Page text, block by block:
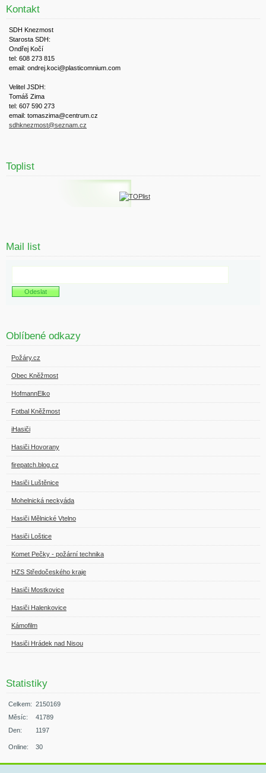
Kontakt
SDH Knezmost
Starosta SDH:
Ondřej Kočí
tel: 608 273 815
email: ondrej.koci@plasticomnium.com
Velitel JSDH:
Tomáš Zima
tel: 607 590 273
email: tomaszima@centrum.cz
sdhknezmost@seznam.cz
Toplist
Mail list
Oblíbené odkazy
Požáry.cz
Obec Kněžmost
HofmannElko
Fotbal Kněžmost
iHasiči
Hasiči Hovorany
firepatch.blog.cz
Hasiči Luštěnice
Mohelnická neckyáda
Hasiči Mělnické Vtelno
Hasiči Loštice
Komet Pečky - požární technika
HZS Středočeského kraje
Hasiči Mostkovice
Hasiči Halenkovice
Kámofilm
Hasiči Hrádek nad Nisou
Statistiky
Online: 30
Celkem: 2150169
Měsíc:
41789
Den:
1197